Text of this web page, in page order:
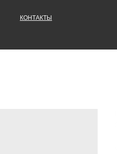
КОНТАКТЫ